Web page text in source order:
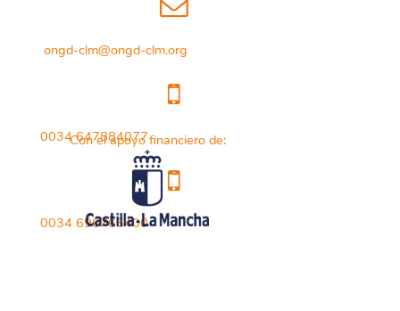
ongd-clm@ongd-clm.org
0034 647884077
0034 696765400
Con el apoyo financiero de: